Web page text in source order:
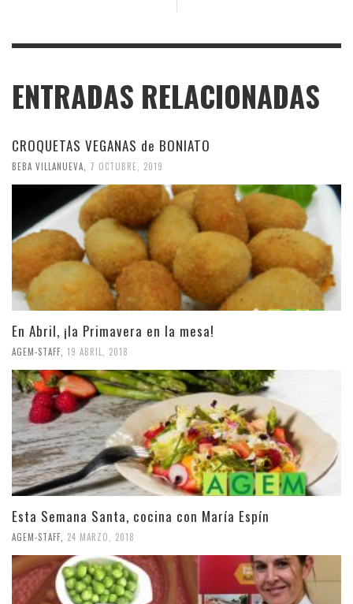
ENTRADAS RELACIONADAS
CROQUETAS VEGANAS de BONIATO
BEBA VILLANUEVA 7 OCTUBRE, 2019
En Abril, ¡la Primavera en la mesa!
AGEM-STAFF 19 ABRIL, 2018
Esta Semana Santa, cocina con María Espín
AGEM-STAFF 24 MARZO, 2018